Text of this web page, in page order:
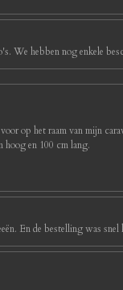
We hebben nog enkele
op het raam van mijn
hoog en 100 cm lang.
En de bestelling was